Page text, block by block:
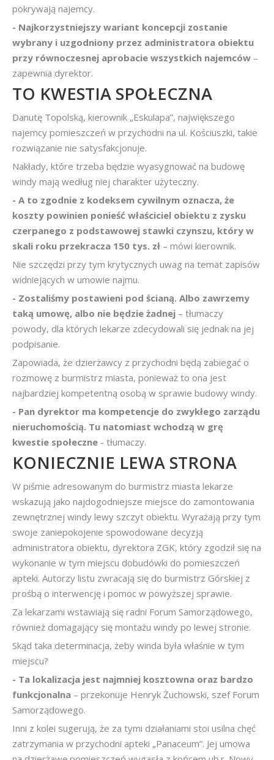
pokrywają najemcy.
- Najkorzystniejszy wariant koncepcji zostanie
wybrany i uzgodniony przez administratora obiektu
przy równoczesnej aprobacie wszystkich najemców –
zapewnia dyrektor.
TO KWESTIA SPOŁECZNA
Danutę Topolską, kierownik „Eskulapa”, największego
najemcy pomieszczeń w przychodni na ul. Kościuszki, takie
rozwiązanie nie satysfakcjonuje.
Nakłady, które trzeba będzie wyasygnować na budowę
windy mają według niej charakter użyteczny.
- A to zgodnie z kodeksem cywilnym oznacza, że
koszty powinien ponieść właściciel obiektu z zysku
czerpanego z podstawowej stawki czynszu, który w
skali roku przekracza 150 tys. zł – mówi kierownik.
Nie szczędzi przy tym krytycznych uwag na temat zapisów
widniejących w umowie najmu.
- Zostaliśmy postawieni pod ścianą. Albo zawrzemy
taką umowę, albo nie będzie żadnej – tłumaczy
powody, dla których lekarze zdecydowali się jednak na jej
podpisanie.
Zapowiada, że dzierżawcy z przychodni będą zabiegać o
rozmowę z burmistrz miasta, ponieważ to ona jest
najbardziej kompetentną osobą w sprawie budowy windy.
- Pan dyrektor ma kompetencje do zwykłego zarządu
nieruchomością. Tu natomiast wchodzą w grę
kwestie społeczne - tłumaczy.
KONIECZNIE LEWA STRONA
W piśmie adresowanym do burmistrz miasta lekarze
wskazują jako najdogodniejsze miejsce do zamontowania
zewnętrznej windy lewy szczyt obiektu. Wyrażają przy tym
swoje zaniepokojenie spowodowane decyzją
administratora obiektu, dyrektora ZGK, który zgodził się na
wykonanie w tym miejscu dobudówki do pomieszczeń
apteki. Autorzy listu zwracają się do burmistrz Górskiej z
prośbą o interwencję i pomoc w powyższej sprawie.
Za lekarzami wstawiają się radni Forum Samorządowego,
również domagający się montażu windy po lewej stronie.
Skąd taka determinacja, żeby winda była właśnie w tym
miejscu?
- Ta lokalizacja jest najmniej kosztowna oraz bardzo
funkcjonalna – przekonuje Henryk Żuchowski, szef Forum
Samorządowego.
Inni z kolei sugerują, że za tymi działaniami stoi usilna chęć
zatrzymania w przychodni apteki „Panaceum”. Jej umowa